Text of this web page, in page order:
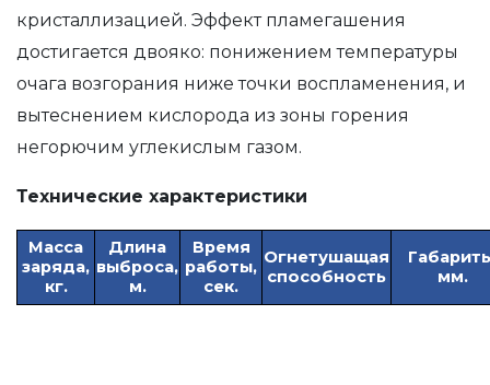
кристаллизацией. Эффект пламегашения
достигается двояко: понижением температуры
очага возгорания ниже точки воспламенения, и
вытеснением кислорода из зоны горения
негорючим углекислым газом.
Технические характеристики
Масса
заряда,
кг.
Длина
выброса,
м.
Время
работы,
сек.
Огнетушащая
способность
мм.